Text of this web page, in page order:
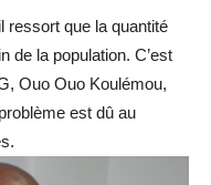
ressort que la quantité
de la population. C’est
Ouo Ouo Koulémou,
est dû au